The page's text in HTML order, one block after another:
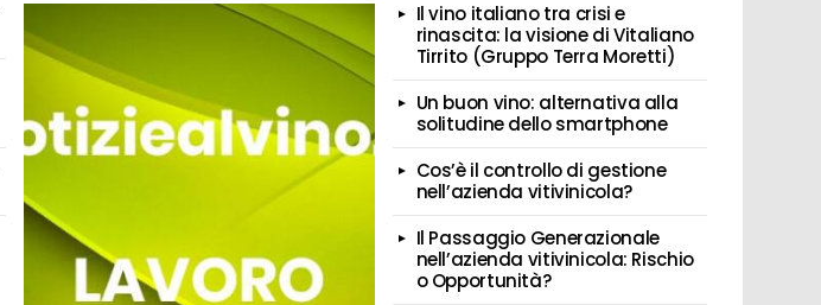
Il vino italiano tra crisi e
rinascita: la visione di Vitaliano
Tirrito (Gruppo Terra Moretti)
Un buon vino: alternativa alla
solitudine dello smartphone
Cos’è il controllo di gestione
nell’azienda vitivinicola?
Il Passaggio Generazionale
nell’azienda vitivinicola: Rischio
o Opportunità?